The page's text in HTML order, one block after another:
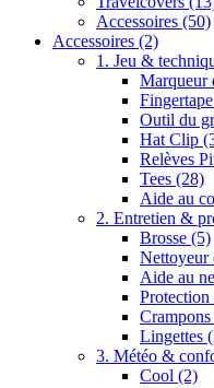
Accessoires (50)
Accessoires (2)
1. Jeu &
Marqueur
Fingertape
Outil du
Hat Clip
Relèves
Tees (28)
Aide au
2. Entretien &
Brosse (5)
Nettoyeur
Aide au
Lingettes
3. Météo &
Cool (2)